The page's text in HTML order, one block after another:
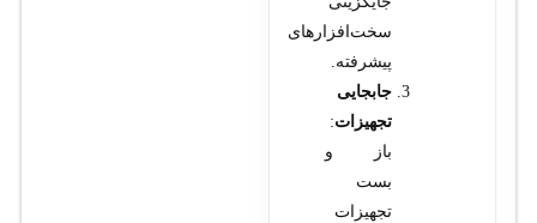
سخت‌افزارهای
پیشرفته.
جابجایی
تجهیزات:
باز و
بست
تجهیزات